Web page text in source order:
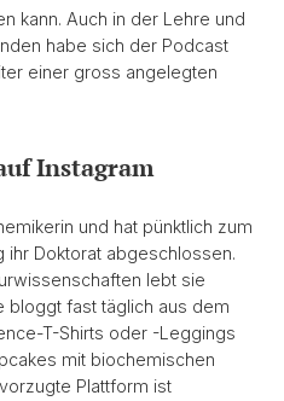
kann. Auch in der Lehre und
habe sich der Podcast
einer gross angelegten
Instagram
und hat pünktlich zum
ihr Doktorat abgeschlossen.
lebt sie
bloggt fast täglich aus dem
T-Shirts oder -Leggings
mit biochemischen
Plattform ist